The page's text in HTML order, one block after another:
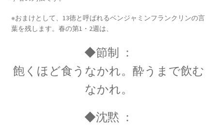
エヴァリスト・ガロア（Évariste Galois)
【数学者にして革命家_体論や群論を確立】
エヴァリスト・ガロア（Évariste Galois)
【数学者にして革命家_体論や群論を確立】
※おまけとして、13徳と呼ばれるベンジャミンフランクリンの言
葉を残します。春の第1・2週は、
◆節制 ：
飽くほど食うなかれ。酔うまで飲む
なかれ。
◆沈黙 ：